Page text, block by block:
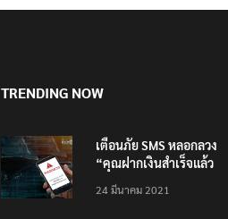
TRENDING NOW
เตือนภัย SMS หลอกลวง
“คุณฝากเงินสำเร็จแล้ว
200,000 บาท”
24 มีนาคม 2021